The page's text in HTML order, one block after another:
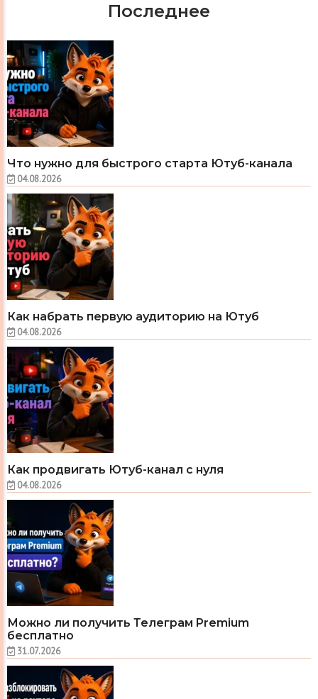
Последнее
Что нужно для быстрого старта Ютуб-канала
04.08.2026
Как набрать первую аудиторию на Ютуб
04.08.2026
Как продвигать Ютуб-канал с нуля
04.08.2026
Можно ли получить Телеграм Premium
бесплатно
31.07.2026